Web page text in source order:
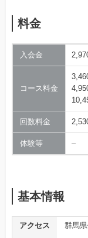
料金
入会金
コース料金
回数料金
体験等 –
基本情報
アクセス
群馬